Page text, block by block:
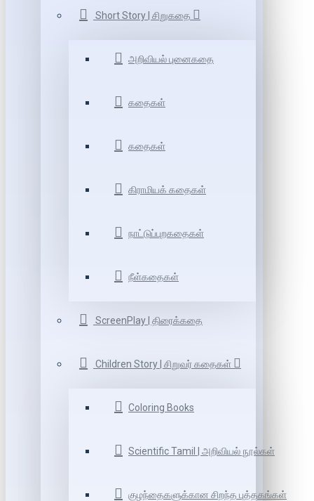
Short Story | சிறுகதை
அறிவியல் புனைகதை
கதைகள்
கதைகள்
கிராமியக் கதைகள்
நாட்டுப்புறகதைகள்
நீள்கதைகள்
ScreenPlay | திரைக்கதை
Children Story | சிறுவர் கதைகள்
Coloring Books
Scientific Tamil | அறிவியல் நூல்கள்
குழந்தைகளுக்கான சிறந்த புத்தகங்கள்